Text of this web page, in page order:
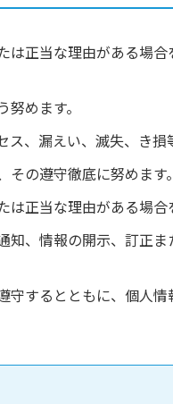
正当な理由がある場
めます。
、漏えい、滅失、き損
の遵守徹底に努めます。
正当な理由がある場合
、情報の開示、訂正
するとともに、個人